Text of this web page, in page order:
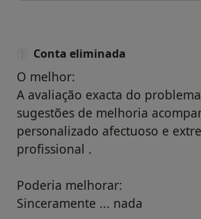
Conta eliminada
O melhor:
A avaliação exacta do
sugestões de melhoria
personalizado afectuoso e
profissional .
Poderia melhorar:
Sinceramente ... nada